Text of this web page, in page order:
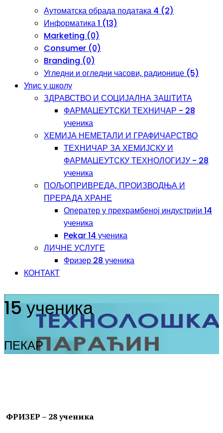
Аутоматска обрада података 4 (2)
Информатика 1 (13)
Marketing (0)
Consumer (0)
Branding (0)
Угледни и огледни часови, радионице (5)
Упис у школу
ЗДРАВСТВО И СОЦИЈАЛНА ЗАШТИТА
ФАРМАЦЕУТСКИ ТЕХНИЧАР - 28
ученика
ХЕМИЈА НЕМЕТАЛИ И ГРАФИЧАРСТВО
ТЕХНИЧАР ЗА ХЕМИЈСКУ И
ФАРМАЦЕУТСКУ ТЕХНОЛОГИЈУ - 28
ученика
ПОЉОПРИВРЕДА, ПРОИЗВОДЊА И
ПРЕРАДА ХРАНЕ
Оператер у прехрамбеној индустрији 14
ученика
Pekar 14 ученика
ЛИЧНЕ УСЛУГЕ
Фризер 28 ученика
КОНТАКТ
15 ученика
ПЕКАР
ФРИЗЕР – 28 ученика